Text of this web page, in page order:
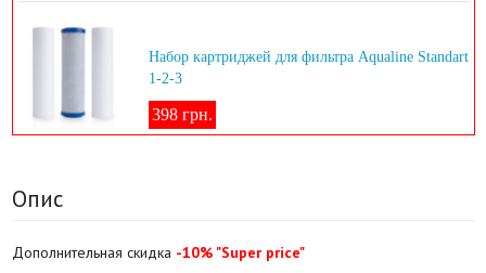
Набор картриджей для фильтра Aqualine Standart
1-2-3
398 грн.
Опис
Дополнительная скидка -10% "Super price"